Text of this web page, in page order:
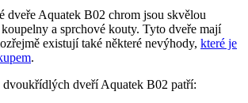
dveře Aquatek B02 chrom jsou skvělou
a sprchové kouty. Tyto dveře mají
existují také některé nevýhody, které je
.
dveří Aquatek B02 patří: